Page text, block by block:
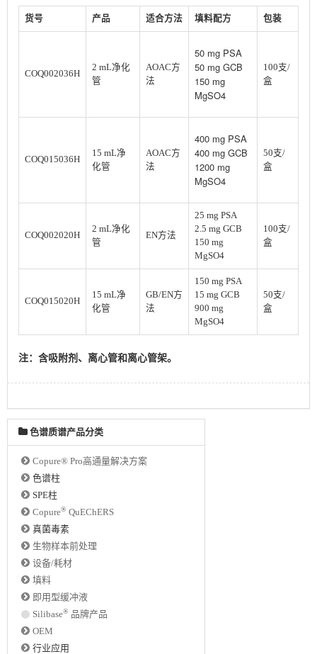
货号 产品 适合方法 填料配方 包装
COQ002036H
2 mL净化
管
AOAC方
法
50 mg PSA
50 mg GCB
150 mg
MgSO4
100支/
盒
COQ015036H
15 mL净
化管
AOAC方
法
400 mg PSA
400 mg GCB
1200 mg
MgSO4
50支/
盒
COQ002020H
2 mL净化
管
EN方法
25 mg PSA
2.5 mg GCB
150 mg
MgSO4
100支/
盒
COQ015020H
15 mL净
化管
GB/EN方
法
150 mg PSA
15 mg GCB
900 mg
MgSO4
50支/
盒
注：含吸附剂、离心管和离心管架。
色谱质谱产品分类
Copure® Pro高通量解决方案
色谱柱
SPE柱
Copure® QuEChERS
真菌毒素
生物样本前处理
设备/耗材
填料
即用型缓冲液
Silibase® 品牌产品
OEM
行业应用